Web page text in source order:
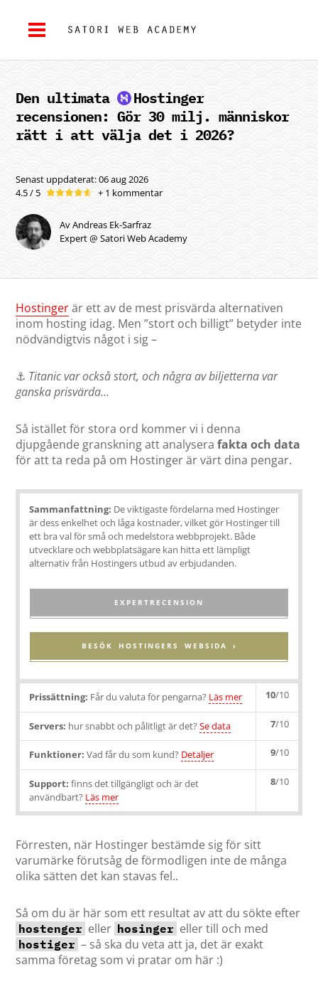
Den ultimata
Hostinger
recensionen: Gör 30 milj. människor
rätt i att välja det i 2026?
Senast uppdaterat: 06 aug 2026
4.5 / 5
+ 1 kommentar
Av Andreas Ek-Sarfraz
Expert @ Satori Web Academy
Hostingerär ett av de mest prisvärda alternativen
inom hosting idag. Men ”stort och billigt” betyder inte
nödvändigtvis något i sig –
⚓ Titanic var också stort, och några av biljetterna var
ganska prisvärda…
Så istället för stora ord kommer vi i denna
djupgående granskning att analyserafakta och data
för att ta reda på om Hostinger är värt dina pengar.
Sammanfattning: De viktigaste fördelarna med Hostinger
är dess enkelhet och låga kostnader, vilket gör Hostinger till
ett bra val för små och medelstora webbprojekt. Både
utvecklare och webbplatsägare kan hitta ett lämpligt
alternativ från Hostingers utbud av erbjudanden.
EXPERTRECENSION
BESÖK HOSTINGERS WEBSIDA ›
Prissättning: Får du valuta för pengarna? Läs mer 10/10
Servers: hur snabbt och pålitligt är det?Se data 7/10
Funktioner: Vad får du som kund? Detaljer 9/10
Support: finns det tillgängligt och är det
användbart? Läs mer
8/10
Förresten, när Hostinger bestämde sig för sitt
varumärke förutsåg de förmodligen inte de många
olika sätten det kan stavas fel..
Så om du är här som ett resultat av att du sökte efter
hostenger eller hosinger eller till och med
hostiger – så ska du veta att ja, det är exakt
samma företag som vi pratar om här :)